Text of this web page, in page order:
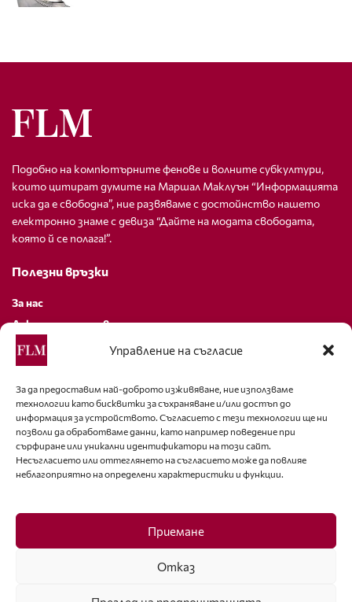
Управление на съгласие
За да предоставим най-доброто изживяване, ние използваме
технологии като бисквитки за съхраняване и/или достъп до
информация за устройството. Съгласието с тези технологии ще ни
позволи да обработваме данни, като например поведение при
сърфиране или уникални идентификатори на този сайт.
Несъгласието или оттеглянето на съгласието може да повлияе
неблагоприятно на определени характеристики и функции.
Приемане
Отказ
Подобно на компютърните фенове и волните субкултури,
които цитират думите на Маршал Маклуън “Информацията
иска да е свободна”, ние развяваме с достойнство нашето
електронно знаме с девиза “Дайте на модата свободата,
която й се полага!”.
Полезни връзки
За нас
Декларация за поверителност
Политика за бисквитки
За контакти
editor@fashion-lifestyle.net
+359 88 227 33 47
Последвайте ни
Facebook